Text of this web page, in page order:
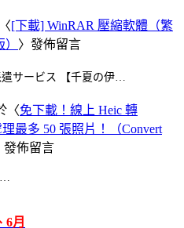
[下載] WinRAR 壓縮軟體（繁
〉發佈留言
サービス 【千夏の伊…
〈免下載！線上 Heic 轉
最多 50 張照片！（Convert
發佈留言
6月